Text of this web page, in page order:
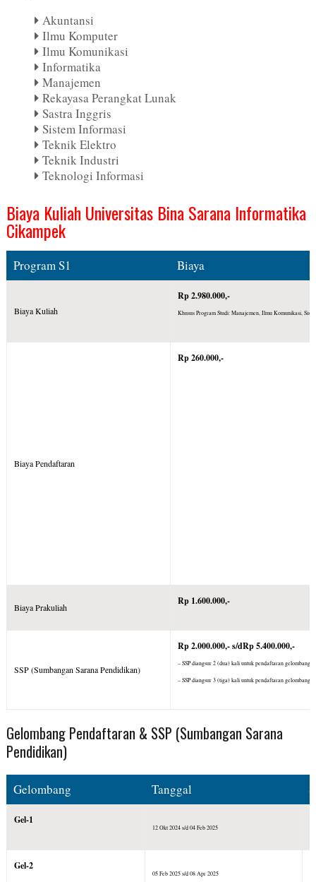
Akuntansi
Ilmu Komputer
Ilmu Komunikasi
Informatika
Manajemen
Rekayasa Perangkat Lunak
Sastra Inggris
Sistem Informasi
Teknik Elektro
Teknik Industri
Teknologi Informasi
Biaya Kuliah Universitas Bina Sarana Informatika
Cikampek
Program S1 Biaya
Biaya Kuliah
Rp 2.980.000,-
Khusus Program Studi: Manajemen, Ilmu Komunikasi,
Biaya Pendaftaran
Rp 260.000,-
Biaya Prakuliah
Rp 1.600.000,-
SSP (Sumbangan Sarana Pendidikan)
Rp 2.000.000,- s/dRp 5.400.000,-
– SSP diangsur 2 (dua) kali untuk pendaftaran gelombang
– SSP diangsur 3 (tiga) kali untuk pendaftaran gelombang
Gelombang Pendaftaran & SSP (Sumbangan Sarana
Pendidikan)
Gelombang Tanggal
Gel-1
12 Okt 2024 s/d 04 Feb 2025
Gel-2
05 Feb 2025 s/d 08 Apr 2025